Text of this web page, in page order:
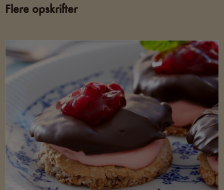
Flere opskrifter